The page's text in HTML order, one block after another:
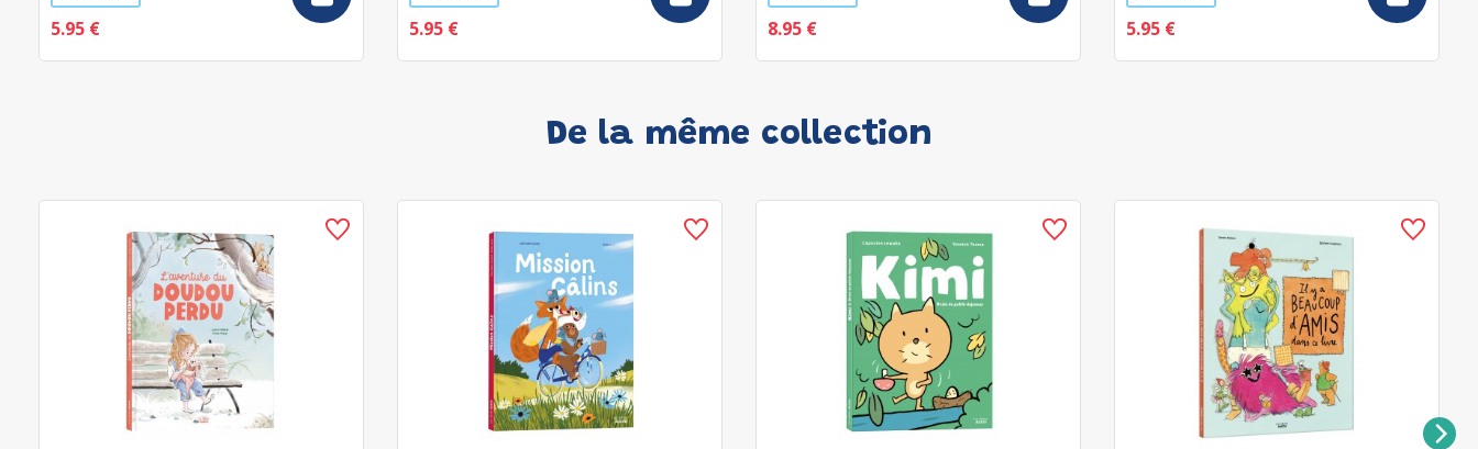
5.95 € 5.95 € 8.95 € 5.95 €
De la même collection